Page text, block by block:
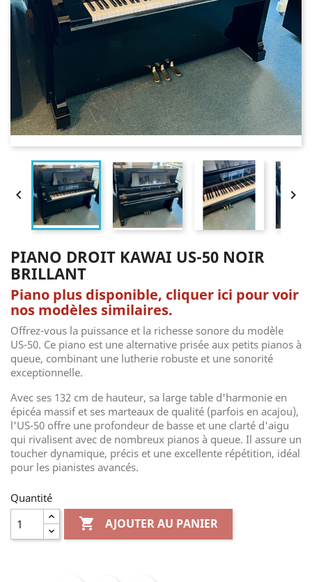
 
PIANO DROIT KAWAI US-50 NOIR
BRILLANT
Piano plus disponible, cliquer ici pour voir
nos modèles similaires.
Offrez-vous la puissance et la richesse sonore du modèle
US-50. Ce piano est une alternative prisée aux petits pianos à
queue, combinant une lutherie robuste et une sonorité
exceptionnelle.
Avec ses 132 cm de hauteur, sa large table d'harmonie en
épicéa massif et ses marteaux de qualité (parfois en acajou),
l'US-50 offre une profondeur de basse et une clarté d'aigu
qui rivalisent avec de nombreux pianos à queue. Il assure un
toucher dynamique, précis et une excellente répétition, idéal
pour les pianistes avancés.
Quantité
 AJOUTER AU PANIER